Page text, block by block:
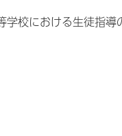
校における生徒指